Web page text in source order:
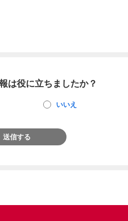
は役に立ちましたか？
いいえ
送信する